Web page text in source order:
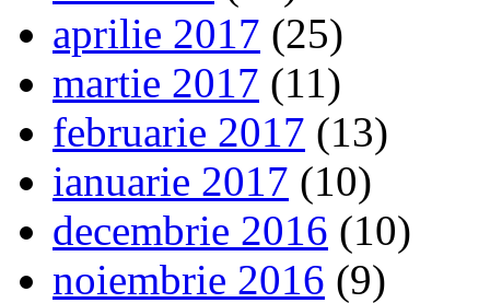
aprilie 2017 (25)
martie 2017 (11)
februarie 2017 (13)
ianuarie 2017 (10)
decembrie 2016 (10)
noiembrie 2016 (9)